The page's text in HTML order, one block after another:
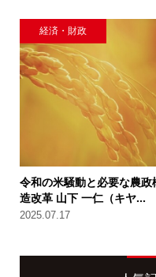
経済・財政
令和の米騒動と必要な農政
造改革 山下 一仁（キヤ...
2025.07.17